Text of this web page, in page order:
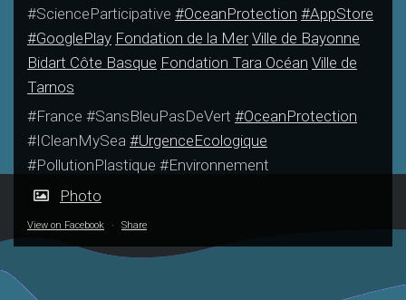
#ScienceParticipative #OceanProtection #AppStore
#GooglePlay Fondation de la Mer Ville de Bayonne
Bidart Côte Basque Fondation Tara Océan Ville de
Tarnos
#France #SansBleuPasDeVert #OceanProtection
#ICleanMySea #UrgenceEcologique
#PollutionPlastique #Environnement
Photo
View on Facebook · Share